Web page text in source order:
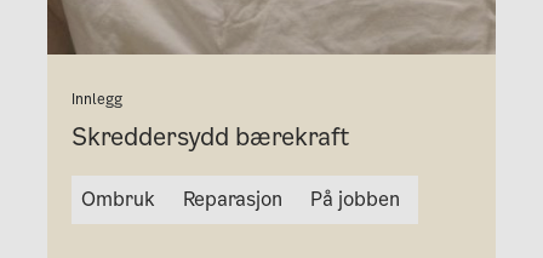
Innlegg
Skreddersydd bærekraft
Ombruk Reparasjon På jobben